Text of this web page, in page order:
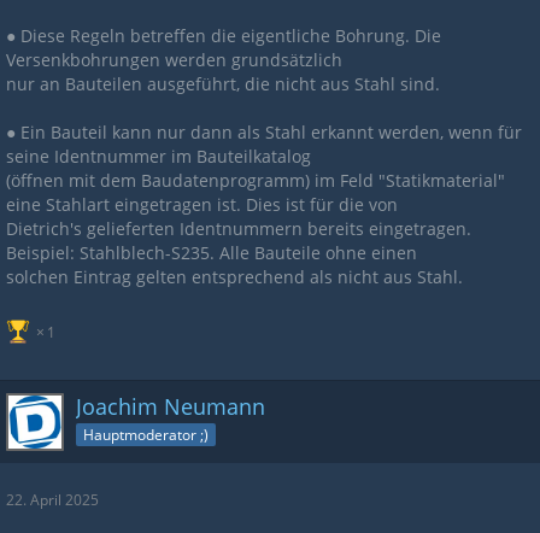
● Diese Regeln betreffen die eigentliche Bohrung. Die
Versenkbohrungen werden grundsätzlich
nur an Bauteilen ausgeführt, die nicht aus Stahl sind.
● Ein Bauteil kann nur dann als Stahl erkannt werden, wenn für
seine Identnummer im Bauteilkatalog
(öffnen mit dem Baudatenprogramm) im Feld "Statikmaterial"
eine Stahlart eingetragen ist. Dies ist für die von
Dietrich's gelieferten Identnummern bereits eingetragen.
Beispiel: Stahlblech-S235. Alle Bauteile ohne einen
solchen Eintrag gelten entsprechend als nicht aus Stahl.
1
Joachim Neumann
Hauptmoderator ;)
22. April 2025